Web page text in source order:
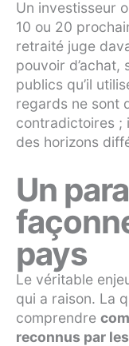
Un investisseur
10 ou 20
retraité juge
pouvoir d’achat,
publics qu’il
regards ne sont
contradictoires ;
des horizons
Un
pays
Le véritable
qui a raison. La
comprendre
reconnus par